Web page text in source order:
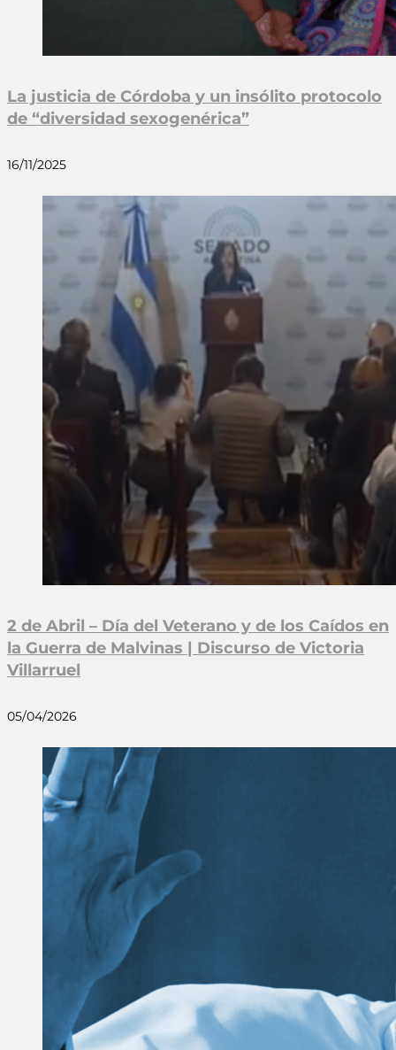
La justicia de Córdoba y un insólito protocolo
de “diversidad sexogenérica”
16/11/2025
2 de Abril – Día del Veterano y de los Caídos en
la Guerra de Malvinas | Discurso de Victoria
Villarruel
05/04/2026